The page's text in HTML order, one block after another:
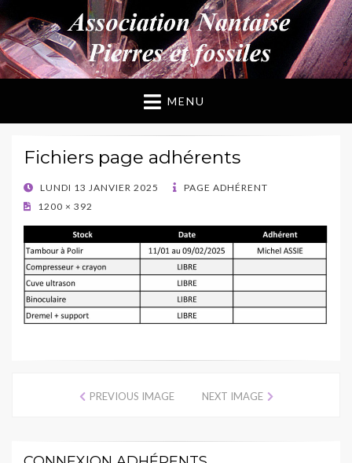
ANPF
Association Nantaise Pierres et Fossiles
MENU
Fichiers page adhérents
POSTED
ON
LUNDI 13 JANVIER 2025
PAGE ADHÉRENT
1200 × 392
PREVIOUS IMAGE NEXT IMAGE